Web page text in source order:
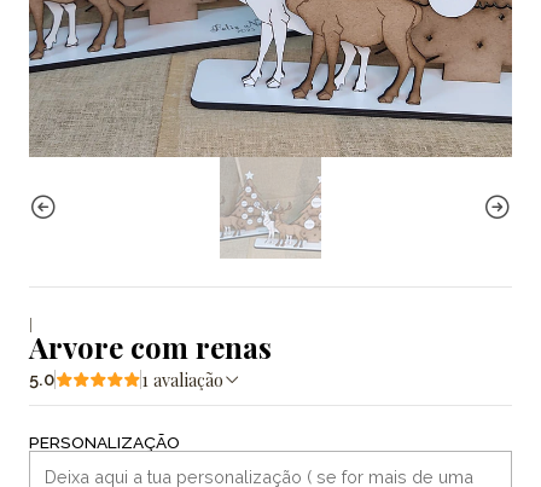
|
Arvore com renas
5.0 1 avaliação
PERSONALIZAÇÃO